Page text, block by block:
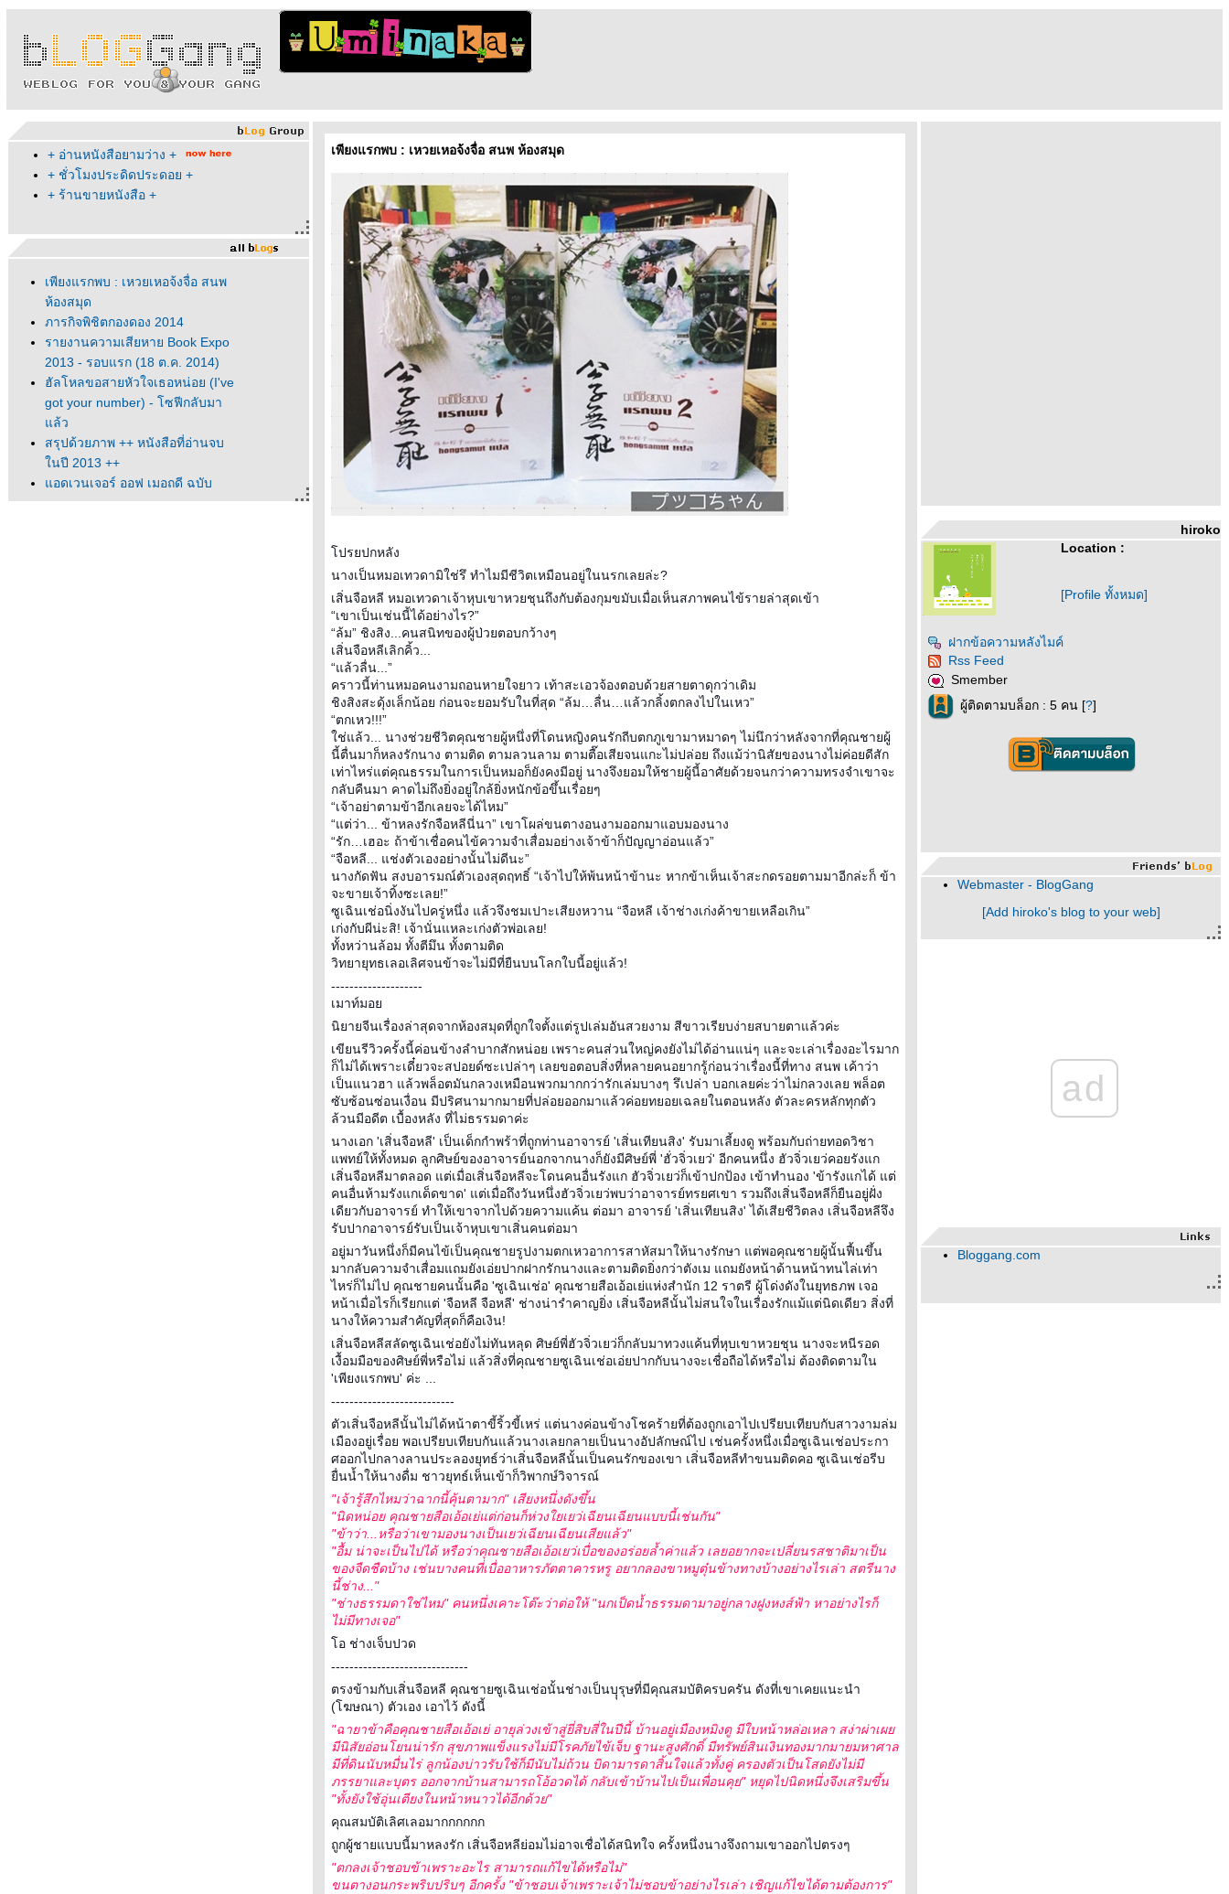
+ อ่านหนังสือยามว่าง +
+ ชั่วโมงประดิดประดอย +
+ ร้านขายหนังสือ +
เพียงแรกพบ : เหวยเหอจ้งจื่อ สนพ
ห้องสมุด
ภารกิจพิชิตกองดอง 2014
รายงานความเสียหาย Book Expo
2013 - รอบแรก (18 ต.ค. 2014)
ฮัลโหลขอสายหัวใจเธอหน่อย (I've
got your number) - โซฟีกลับมา
ล้ว
สรุปด้วยภาพ ++ หนังสือที่อ่านจบ
นปี 2013 ++
อดเวนเจอร์ ออฟ เมอฤดี ฉบับ
Tokyo Drift - ความเพ้อเจ้อของคน
เพียงแรกพบ : เหวยเหอจ้งจื่อ สนพ ห้องสมุด
ปรยปกหลัง
นางเป็นหมอเทวดามิใช่รึ ทำไมมีชีวิตเหมือนอยู่ในนรกเลยล่ะ?
เสิ่นจือหลี หมอเทวดาเจ้าหุบเขาหวยชุนถึงกับต้องกุมขมับเมื่อเห็นสภาพคนไข้รายล่าสุดเข้า
“เขาเป็นเช่นนี้ได้อย่างไร?”
“ล้ม” ชิงสิง...คนสนิทของผู้ป่วยตอบกว้างๆ
เสิ่นจือหลีเลิกคิ้ว...
“แล้วลื่น...”
คราวนี้ท่านหมอคนงามถอนหายใจยาว เท้าสะเอวจ้องตอบด้วยสายตาดุกว่าเดิม
ชิงสิงสะดุ้งเล็กน้อย ก่อนจะยอมรับในที่สุด “ล้ม…ลื่น…แล้วกลิ้งตกลงไปในเหว”
“ตกเหว!!!”
ช่แล้ว... นางช่วยชีวิตคุณชายผู้หนึ่งที่โดนหญิงคนรักถีบตกภูเขามาหมาดๆ ไม่นึกว่าหลังจากที่คุณชายผู้
นี้ตื่นมาก็หลงรักนาง ตามติด ตามลวนลาม ตามตื๊อเสียจนแกะไม่ปล่อย ถึงแม้ว่านิสัยของนางไม่ค่อยดีสัก
เท่าไหร่แต่คุณธรรมในการเป็นหมอก็ยังคงมีอยู่ นางจึงยอมให้ชายผู้นี้อาศัยด้วยจนกว่าความทรงจำเขาจะ
กลับคืนมา คาดไม่ถึงยิ่งอยู่ใกล้ยิ่งหนักข้อขึ้นเรื่อยๆ
“เจ้าอย่าตามข้าอีกเลยจะได้ไหม”
“แต่ว่า... ข้าหลงรักจือหลีนี่นา” เขาโผล่ขนตางอนงามออกมาแอบมองนาง
“รัก…เฮอะ ถ้าข้าเชื่อคนไข้ความจำเสื่อมอย่างเจ้าข้าก็ปัญญาอ่อนแล้ว”
“จือหลี... แช่งตัวเองอย่างนั้นไม่ดีนะ”
นางกัดฟัน สงบอารมณ์ตัวเองสุดฤทธิ์ “เจ้าไปให้พ้นหน้าข้านะ หากข้าเห็นเจ้าสะกดรอยตามมาอีกล่ะก็ ข้า
จะขายเจ้าทิ้งซะเลย!”
ซูเฉินเช่อนิ่งงันไปครู่หนึ่ง แล้วจึงชมเปาะเสียงหวาน “จือหลี เจ้าช่างเก่งค้าขายเหลือเกิน”
เก่งกับผีน่ะสิ! เจ้านั่นแหละเก่งตัวพ่อเลย!
ทั้งหว่านล้อม ทั้งตีมึน ทั้งตามติด
วิทยายุทธเลอเลิศจนข้าจะไม่มีที่ยืนบนโลกใบนี้อยู่แล้ว!
--------------------
เมาท์มอ
นิยายจีนเรื่องล่าสุดจากห้องสมุดที่ถูกใจตั้งแต่รูปเล่มอันสวยงาม สีขาวเรียบง่ายสบายตาแล้วค่ะ
เขียนรีวิวครั้งนี้ค่อนข้างลำบากสักหน่อย เพราะคนส่วนใหญ่คงยังไม่ได้อ่านแน่ๆ และจะเล่าเรื่องอะไรมาก
ก็ไม่ได้เพราะเดี๋ยวจะสปอยด์ซะเปล่าๆ เลยขอตอบสิ่งที่หลายคนอยากรู้ก่อนว่าเรื่องนี้ที่ทาง สนพ เค้าว่า
เป็นแนวฮา แล้วพล็อตมันกลวงเหมือนพวกมากกว่ารักเล่มบางๆ รึเปล่า บอกเลยค่ะว่าไม่กลวงเลย พล็อต
ซับซ้อนซ่อนเงื่อน มีปริศนามากมายที่ปล่อยออกมาแล้วค่อยทยอยเฉลยในตอนหลัง ตัวละครหลักทุกตัว
ล้วนมีอดีต เบื้องหลัง ที่ไม่ธรรมดาค่ะ
นางเอก 'เสิ่นจือหลี' เป็นเด็กกำพร้าที่ถูกท่านอาจารย์ 'เสิ่นเทียนสิง' รับมาเลี้ยงดู พร้อมกับถ่ายทอดวิชา
พทย์ให้ทั้งหมด ลูกศิษย์ของอาจารย์นอกจากนางก็ยังมีศิษย์พี่ 'ฮั่วจิ่วเยว่' อีกคนหนึ่ง ฮัวจิ่วเยว่คอยรังแก
เสิ่นจือหลีมาตลอด แต่เมื่อเสิ่นจือหลีจะโดนคนอื่นรังแก ฮัวจิ่วเยว่ก็เข้าปกป้อง เข้าทำนอง 'ข้ารังแกได้ แต่
คนอื่นห้ามรังแกเด็ดขาด' แต่เมื่อถึงวันหนึ่งฮัวจิ่วเยว่พบว่าอาจารย์ทรยศเขา รวมถึงเสิ่นจือหลีก็ยืนอยู่ฝั่ง
เดียวกับอาจารย์ ทำให้เขาจากไปด้วยความแค้น ต่อมา อาจารย์ 'เสิ่นเทียนสิง' ได้เสียชีวิตลง เสิ่นจือหลีจึง
รับปากอาจารย์รับเป็นเจ้าหุบเขาเสิ่นคนต่อมา
อยู่มาวันหนึ่งก็มีคนไข้เป็นคุณชายรูปงามตกเหวอาการสาหัสมาให้นางรักษา แต่พอคุณชายผู้นั้นฟื้นขึ้น
มากลับความจำเสื่อมแถมยังเอ่ยปากฝากรักนางและตามติดยิ่งกว่าตังเม แถมยังหน้าด้านหน้าทนไล่เท่า
ไหร่ก็ไม่ไป คุณชายคนนั้นคือ 'ซูเฉินเช่อ' คุณชายสือเอ้อเย่แห่งสำนัก 12 ราตรี ผู้โด่งดังในยุทธภพ เจอ
หน้าเมื่อไรก็เรียกแต่ 'จือหลี จือหลี' ช่างน่ารำคาญยิ่ง เสิ่นจือหลีนั้นไม่สนใจในเรื่องรักแม้แต่นิดเดียว สิ่งที่
นางให้ความสำคัญที่สุดก็คือเงิน!
เสิ่นจือหลีสลัดซูเฉินเช่อยังไม่ทันหลุด ศิษย์พี่ฮัวจิ่วเยว่ก็กลับมาทวงแค้นที่หุบเขาหวยชุน นางจะหนีรอด
เงื้อมมือของศิษย์พี่หรือไม่ แล้วสิ่งที่คุณชายซูเฉินเช่อเอ่ยปากกับนางจะเชื่อถือได้หรือไม่ ต้องติดตามใน
'เพียงแรกพบ' ค่ะ ...
---------------------------
ตัวเสิ่นจือหลีนั้นไม่ได้หน้าตาขี้ริ้วขี้เหร่ แต่นางค่อนข้างโชคร้ายที่ต้องถูกเอาไปเปรียบเทียบกับสาวงามล่ม
เมืองอยู่เรื่อย พอเปรียบเทียบกันแล้วนางเลยกลายเป็นนางอัปลักษณ์ไป เช่นครั้งหนึ่งเมื่อซูเฉินเช่อประกา
ศออกไปกลางลานประลองยุทธ์ว่าเสิ่นจือหลีนั้นเป็นคนรักของเขา เสิ่นจือหลีทำขนมติดคอ ซูเฉินเช่อรีบ
ื่นน้ำให้นางดื่ม ชาวยุทธ์เห็นเข้าก็วิพากษ์วิจารณ์
"เจ้ารู้สึกไหมว่าฉากนี้คุ้นตามาก" เสียงหนึ่งดังขึ้น
"นิดหน่อย คุณชายสือเอ้อเย่แต่ก่อนก็ห่วงใยเยว่เฉียนเฉียนแบบนี้เช่นกัน"
"ข้าว่า...หรือว่าเขามองนางเป็นเยว่เฉียนเฉียนเสียแล้ว"
"อื้ม น่าจะเป็นไปได้ หรือว่าคุณชายสือเอ้อเยว่เบื่อของอร่อยล้ำค่าแล้ว เลยอยากจะเปลี่ยนรสชาติมาเป็น
ของจืดชืดบ้าง เช่นบางคนที่เบื่ออาหารภัตตาคารหรู อยากลองขาหมูตุ๋นข้างทางบ้างอย่างไรเล่า สตรีนาง
นี้ช่าง..."
"ช่างธรรมดาใช่ไหม" คนหนึ่งเคาะโต๊ะว่าต่อให้ "นกเป็ดน้ำธรรมดามาอยู่กลางฝูงหงส์ฟ้า หาอย่างไรก็
ไม่มีทางเจอ"
อ ช่างเจ็บปวด
------------------------------
ตรงข้ามกับเสิ่นจือหลี คุณชายซูเฉินเช่อนั้นช่างเป็นบุุรุษที่มีคุณสมบัติครบครัน ดังที่เขาเคยแนะนำ
(โฆษณา) ตัวเอง เอาไว้ ดังนี้
"ฉายาข้าคือคุณชายสือเอ้อเย่ อายุล่วงเข้าสู่ยี่สิบสี่ในปีนี้ บ้านอยู่เมืองหมิงตู มีใบหน้าหล่อเหลา สง่าผ่าเผ
มีนิสัยอ่อนโยนน่ารัก สุขภาพแข็งแรงไม่มีโรคภัยไข้เจ็บ ฐานะสูงศักดิ์ มีทรัพย์สินเงินทองมากมายมหาศาล
มีที่ดินนับหมื่นไร่ ลูกน้องบ่าวรับใช้ก็มีนับไม่ถ้วน บิดามารดาสิ้นใจแล้วทั้งคู่ ครองตัวเป็นโสดยังไม่มี
ภรรยาและบุตร ออกจากบ้านสามารถโอ้อวดได้ กลับเข้าบ้านไปเป็นเพื่อนคุย" หยุดไปนิดหนึ่งจึงเสริมขึ้น
"ทั้งยังใช้อุ่นเตียงในหน้าหนาวได้อีกด้วย"
คุณสมบัติเลิศเลอมากกกกกก
ถูกผู้ชายแบบนี้มาหลงรัก เสิ่นจือหลีย่อมไม่อาจเชื่อได้สนิทใจ ครั้งหนึ่งนางจึงถามเขาออกไปตรงๆ
"ตกลงเจ้าชอบข้าเพราะอะไร สามารถแก้ไขได้หรือไม่"
ขนตางอนกระพริบปริบๆ อีกครั้ง "ข้าชอบเจ้าเพราะเจ้าไม่ชอบข้าอย่างไรเล่า เชิญแก้ไขได้ตามต้องการ"
hiroko
Location :
[Profile ทั้งหมด]
ฝากข้อความหลังไมค์
Rss Feed
Smember
ผู้ติดตามบล็อก : 5 คน [?]
Webmaster - BlogGang
[Add hiroko's blog to your web]
ad
Bloggang.com